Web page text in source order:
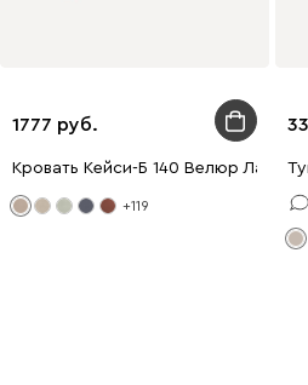
1777
Кровать Кейси-Б 140 Велюр Латте
+119